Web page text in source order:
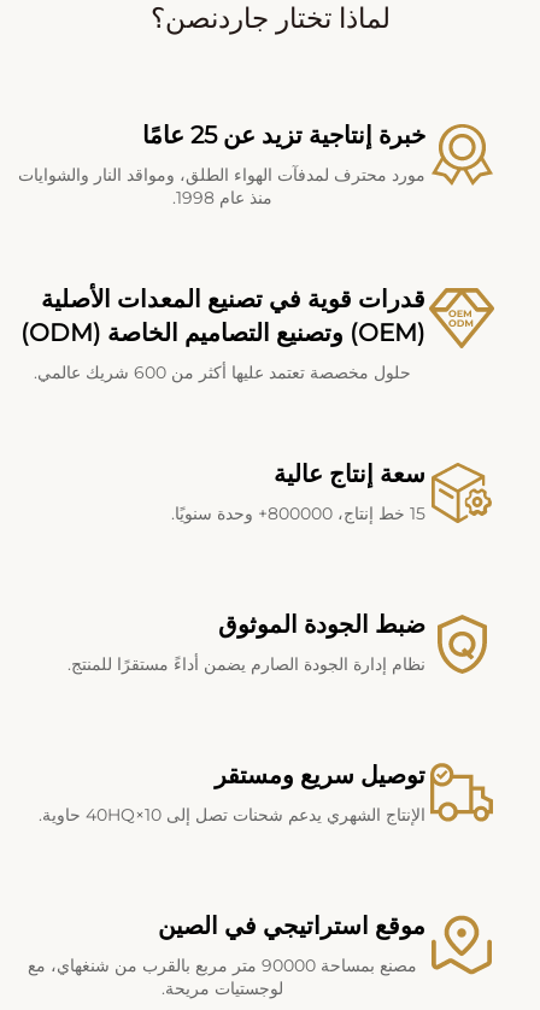
لماذا تختار جاردنصن؟
خبرة إنتاجية تزيد عن 25 عامًا
مورد محترف لمدفآت الهواء الطلق، ومواقد النار والشوايات
منذ عام 1998.
قدرات قوية في تصنيع المعدات الأصلية
(OEM) وتصنيع التصاميم الخاصة (ODM)
حلول مخصصة تعتمد عليها أكثر من 600 شريك عالمي.
سعة إنتاج عالية
15 خط إنتاج، 800000+ وحدة سنويًا.
ضبط الجودة الموثوق
نظام إدارة الجودة الصارم يضمن أداءً مستقرًا للمنتج.
توصيل سريع ومستقر
الإنتاج الشهري يدعم شحنات تصل إلى 10×40HQ حاوية.
موقع استراتيجي في الصين
مصنع بمساحة 90000 متر مربع بالقرب من شنغهاي، مع
لوجستيات مريحة.